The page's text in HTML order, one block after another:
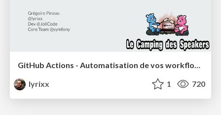
GitHub Actions - Automatisation de vos workflows
lyrixx
1 720